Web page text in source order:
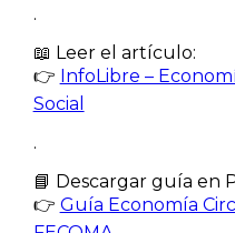
.
📖 Leer el artículo:
👉 InfoLibre –
Social
.
📘 Descargar guía en
👉 Guía Economía